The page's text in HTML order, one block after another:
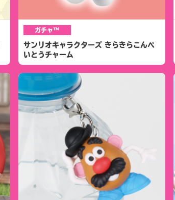
ガチャ™
サンリオキャラクターズ きらきらこんぺ
いとうチャーム